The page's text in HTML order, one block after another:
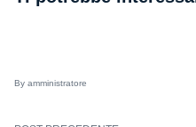
amministratore